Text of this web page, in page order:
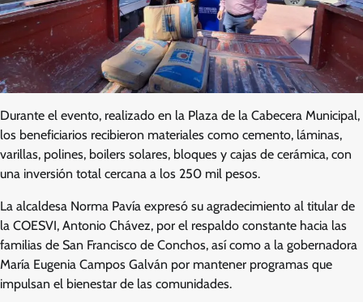
Durante el evento, realizado en la Plaza de la Cabecera Municipal,
los beneficiarios recibieron materiales como cemento, láminas,
varillas, polines, boilers solares, bloques y cajas de cerámica, con
una inversión total cercana a los 250 mil pesos.
La alcaldesa Norma Pavía expresó su agradecimiento al titular de
la COESVI, Antonio Chávez, por el respaldo constante hacia las
familias de San Francisco de Conchos, así como a la gobernadora
María Eugenia Campos Galván por mantener programas que
impulsan el bienestar de las comunidades.